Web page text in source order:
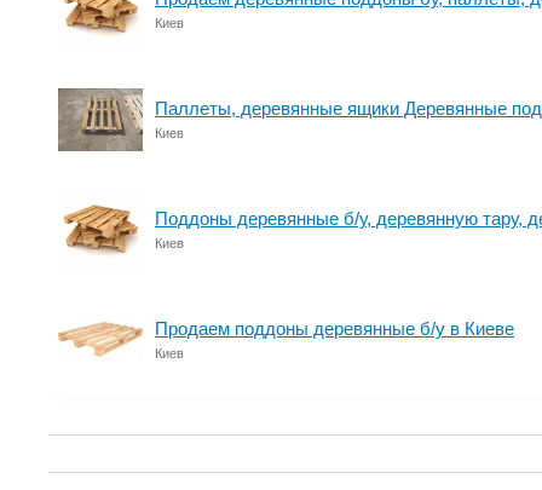
Киев
Паллеты, деревянные ящики Деревянные
Киев
Поддоны деревянные б/у, деревянную тару,
Киев
Продаем поддоны деревянные б/у в Киеве
Киев